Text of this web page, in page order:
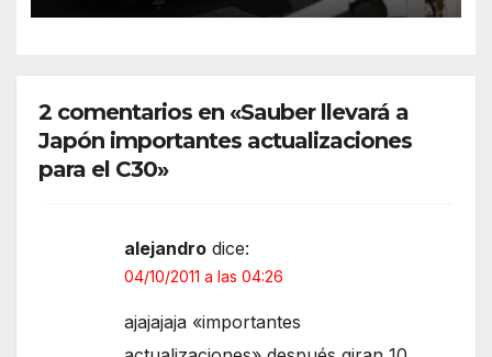
2 comentarios en «Sauber llevará a
Japón importantes actualizaciones
para el C30»
alejandro dice:
04/10/2011 a las 04:26
ajajajaja «importantes